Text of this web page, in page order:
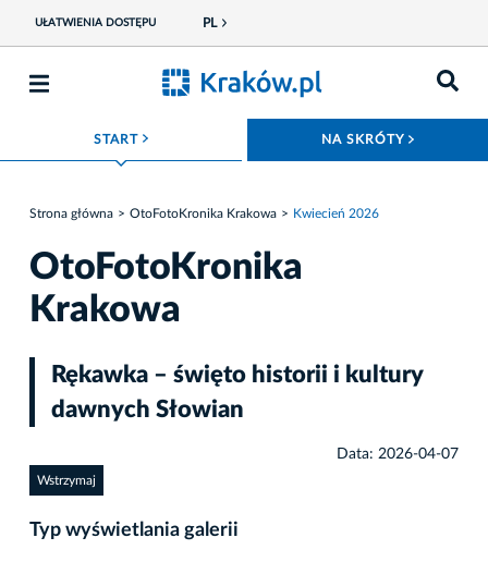
UŁATWIENIA DOSTĘPU PL
START ROZWIŃ MENU NA SKRÓTY
Strona główna OtoFotoKronika Krakowa Kwiecień 2026
OtoFotoKronika
Krakowa
Rękawka – święto historii i kultury
dawnych Słowian
Data: 2026-04-07
Wstrzymaj
Typ wyświetlania galerii